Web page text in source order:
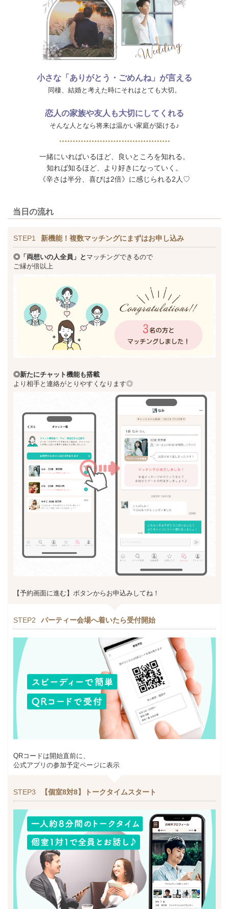
小さな「ありがとう・ごめんね」が言える
同棲、結婚と考えた時にそれはとても大切。
恋人の家族や友人も大切にしてくれる
そんな人となら将来は温かい家庭が築ける♪
一緒にいればいるほど、良いところを知れる。
知れば知るほど、より好きになっていく。
《辛さは半分、喜びは2倍》に感じられる2人♡
当日の流れ
STEP1 新機能！複数マッチングにまずはお申し込み
◎「両想いの人全員」と マッチングできるので
ご縁が倍以上
◎新たにチャット機能も搭載
より相手と連絡がとりやすくなります◎
【予約画面に進む】ボタンからお申込みしてね！
STEP2 パーティー会場へ着いたら受付開始
QRコードは開始直前に、
公式アプリの参加予定ページに表示
STEP3 【個室8対8】トークタイムスタート